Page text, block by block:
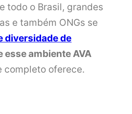
todo o Brasil, grandes
e também ONGs se
diversidade de
esse ambiente AVA
completo oferece.